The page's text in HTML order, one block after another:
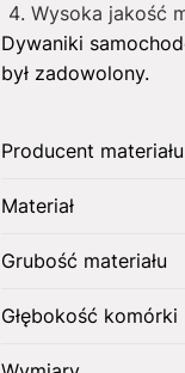
Wysoka jakość
Dywaniki
był zadowolony.
Producent materiału
Materiał
Grubość materiału
Głębokość komórki